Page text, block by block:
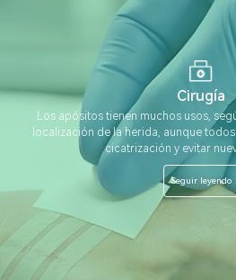
Cirugía
Los apósitos tienen muchos usos,
localización de la herida, aunque
cicatrización y evitar
Seguir leyendo